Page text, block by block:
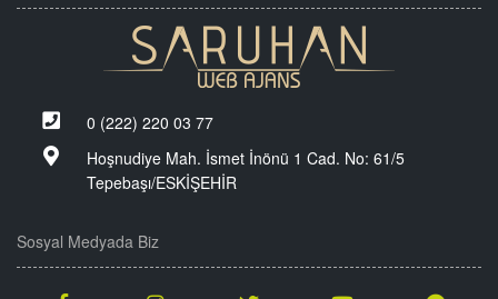
0 (222) 220 03 77
Hoşnudiye Mah. İsmet İnönü 1 Cad. No: 61/5
Tepebaşı/ESKİŞEHİR
Sosyal Medyada Biz